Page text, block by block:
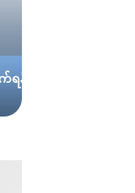
ရန်